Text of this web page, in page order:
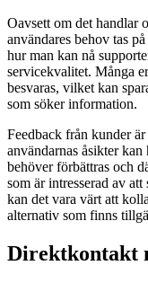
Oavsett om det handlar
användares behov tas
hur man kan nå
servicekvalitet. Många
besvaras, vilket kan
som söker information.
Feedback från kunder
användarnas åsikter
behöver förbättras och
som är intresserad av
kan det vara värt att
alternativ som finns
Direktkontakt